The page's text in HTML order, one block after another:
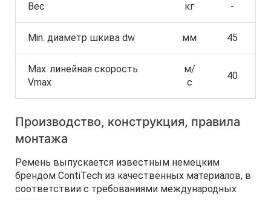
Вес кг -
Min. диаметр шкива dw мм 45
Max. линейная скорость
Vmax
м/
с
40
Производство, конструкция, правила
монтажа
Ремень выпускается известным немецким
брендом ContiTech из качественных материалов, в
соответствии с требованиями международных